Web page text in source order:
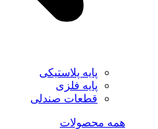
پایه پلاستیکی
پایه فلزی
قطعات صندلی
همه محصولات